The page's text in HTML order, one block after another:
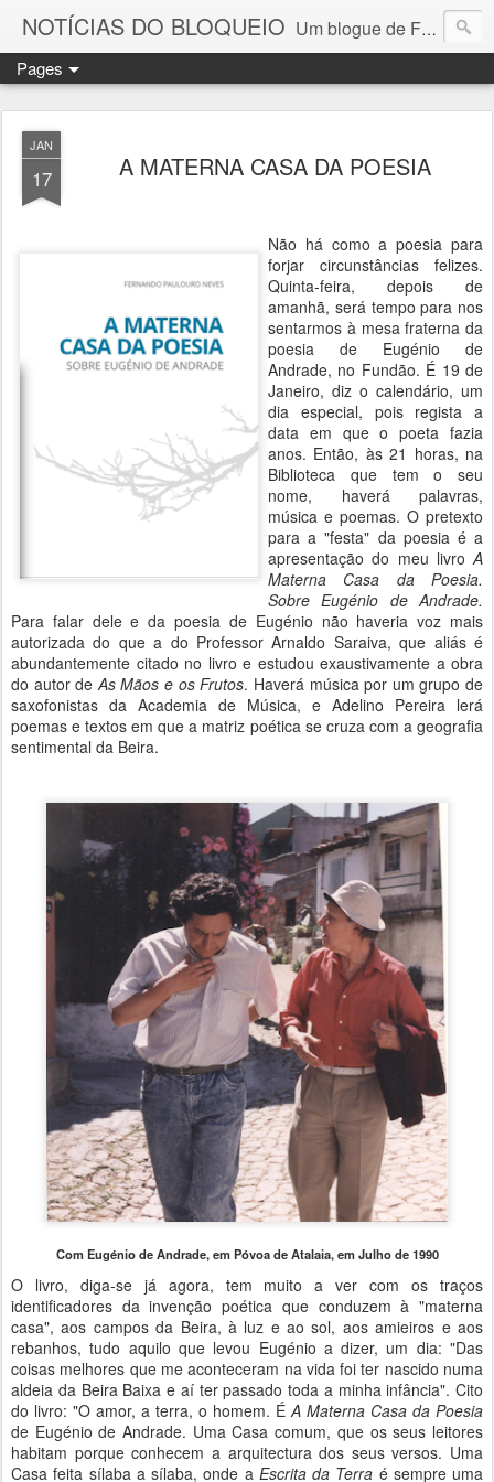
NOTÍCIAS DO BLOQUEIO Um blogue de Fernando Paulouro Neves
Pages
JAN
17 A MATERNA CASA DA POESIA
Não há como a poesia para
forjar circunstâncias felizes.
Quinta-feira, depois de
amanhã, será tempo para nos
sentarmos à mesa fraterna da
poesia de Eugénio de
Andrade, no Fundão. É 19 de
Janeiro, diz o calendário, um
dia especial, pois regista a
data em que o poeta fazia
anos. Então, às 21 horas, na
Biblioteca que tem o seu
nome, haverá palavras,
música e poemas. O pretexto
para a "festa" da poesia é a
apresentação do meu livroA
Materna Casa da Poesia.
Sobre Eugénio de Andrade.
Para falar dele e da poesia de Eugénio não haveria voz mais
autorizada do que a do Professor Arnaldo Saraiva, que aliás é
abundantemente citado no livro e estudou exaustivamente a obra
do autor deAs Mãos e os Frutos. Haverá música por um grupo de
saxofonistas da Academia de Música, e Adelino Pereira lerá
poemas e textos em que a matriz poética se cruza com a geografia
sentimental da Beira.
Com Eugénio de Andrade, em Póvoa de Atalaia, em Julho de 1990
O livro, diga-se já agora, tem muito a ver com os traços
identificadores da invenção poética que conduzem à "materna
casa", aos campos da Beira, à luz e ao sol, aos amieiros e aos
rebanhos, tudo aquilo que levou Eugénio a dizer, um dia: "Das
coisas melhores que me aconteceram na vida foi ter nascido numa
aldeia da Beira Baixa e aí ter passado toda a minha infância". Cito
do livro: "O amor, a terra, o homem. ÉA Materna Casa da Poesia
de Eugénio de Andrade. Uma Casa comum, que os seus leitores
habitam porque conhecem a arquitectura dos seus versos. Uma
Casa feita sílaba a sílaba, onde a Escrita da Terra é sempre uma